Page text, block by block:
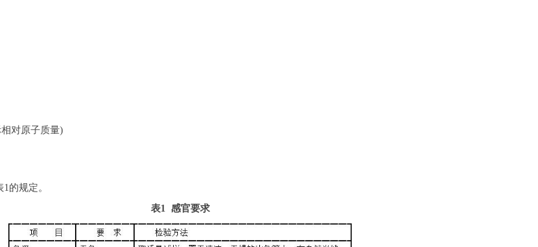
对原子质量)
的规定。
表1 感官要求